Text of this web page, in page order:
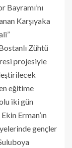
Bayramı’nı
Karşıyaka
Zühtü
projesiyle
eğitime
iki gün
Erman’ın
gençler